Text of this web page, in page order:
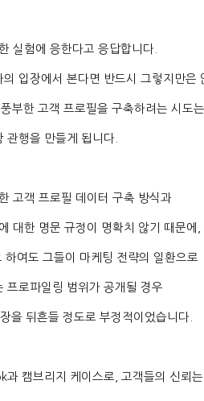
실험에 응한다고 응답합니다
입장에서 본다면 반드시 그렇지만은
부한 고객 프로필을 구축하려는 시도는
관행을 만들게 됩니다
고객 프로필 데이터 구축 방식과
대한 명문 규정이 명확치 않기 때문에
하여도 그들이 마케팅 전략의 일환으로
프로파일링 범위가 공개될 경우
을 뒤흔들 정도로 부정적이었습니다
과 캠브리지 케이스로 고객들의 신뢰는